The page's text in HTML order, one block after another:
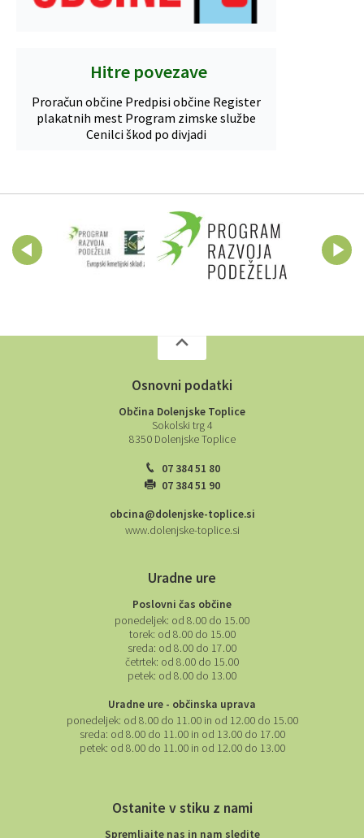
Hitre povezave
Proračun občine Predpisi občine Register
plakatnih mest Program zimske službe
Cenilci škod po divjadi
Osnovni podatki
Občina Dolenjske Toplice
Sokolski trg 4
8350 Dolenjske Toplice
07 384 51 80
07 384 51 90
obcina@dolenjske-toplice.si
www.dolenjske-toplice.si
Uradne ure
Poslovni čas občine
ponedeljek: od 8.00 do 15.00
torek: od 8.00 do 15.00
sreda: od 8.00 do 17.00
četrtek: od 8.00 do 15.00
petek: od 8.00 do 13.00
Uradne ure - občinska uprava
ponedeljek: od 8.00 do 11.00 in od 12.00 do 15.00
sreda: od 8.00 do 11.00 in od 13.00 do 17.00
petek: od 8.00 do 11.00 in od 12.00 do 13.00
Ostanite v stiku z nami
Spremljajte nas in nam sledite